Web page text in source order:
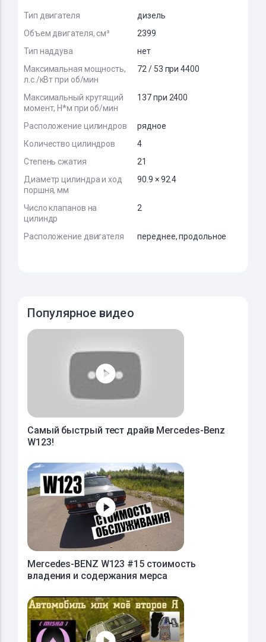
Тип двигателя
дизель
Объем двигателя, см³
2399
Тип наддува
нет
Максимальная мощность,
л.с./кВт при об/мин
72 / 53 при 4400
Максимальный крутящий
момент, Н*м при об/мин
137 при 2400
Расположение цилиндров
рядное
Количество цилиндров
4
Степень сжатия
21
Диаметр цилиндра и ход
поршня, мм
90.9 × 92.4
Число клапанов на
цилиндр
2
Расположение двигателя переднее, продольное
Популярное видео
Самый быстрый тест драйв Mercedes-Benz
W123!
Mercedes-BENZ W123 #15 стоимость
владения и содержания мерса